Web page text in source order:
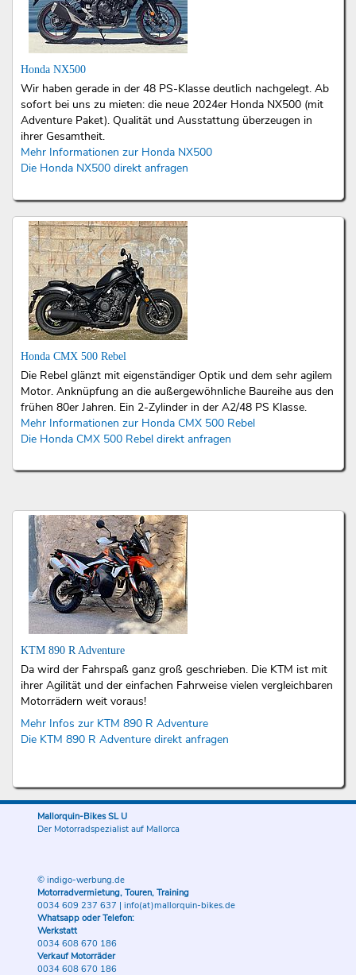
Honda NX500
Wir haben gerade in der 48 PS-Klasse deutlich nachgelegt. Ab
sofort bei uns zu mieten: die neue 2024er Honda NX500 (mit
Adventure Paket). Qualität und Ausstattung überzeugen in
ihrer Gesamtheit.
Mehr Informationen zur Honda NX500
Die Honda NX500 direkt anfragen
Honda CMX 500 Rebel
Die Rebel glänzt mit eigenständiger Optik und dem sehr agilem
Motor. Anknüpfung an die außergewöhnliche Baureihe aus den
frühen 80er Jahren. Ein 2-Zylinder in der A2/48 PS Klasse.
Mehr Informationen zur Honda CMX 500 Rebel
Die Honda CMX 500 Rebel direkt anfragen
KTM 890 R Adventure
Da wird der Fahrspaß ganz groß geschrieben. Die KTM ist mit
ihrer Agilität und der einfachen Fahrweise vielen vergleichbaren
Motorrädern weit voraus!
Mehr Infos zur KTM 890 R Adventure
Die KTM 890 R Adventure direkt anfragen
Mallorquin-Bikes SL U
Der Motorradspezialist auf Mallorca
© indigo-werbung.de
Motorradvermietung, Touren, Training
0034 609 237 637 | info(at)mallorquin-bikes.de
Whatsapp oder Telefon:
Werkstatt
0034 608 670 186
Verkauf Motorräder
0034 608 670 186